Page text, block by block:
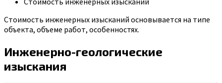
Стоимость инженерных изысканий основывается на типе
объекта, объеме работ, особенностях.
Инженерно-геологические
изыскания